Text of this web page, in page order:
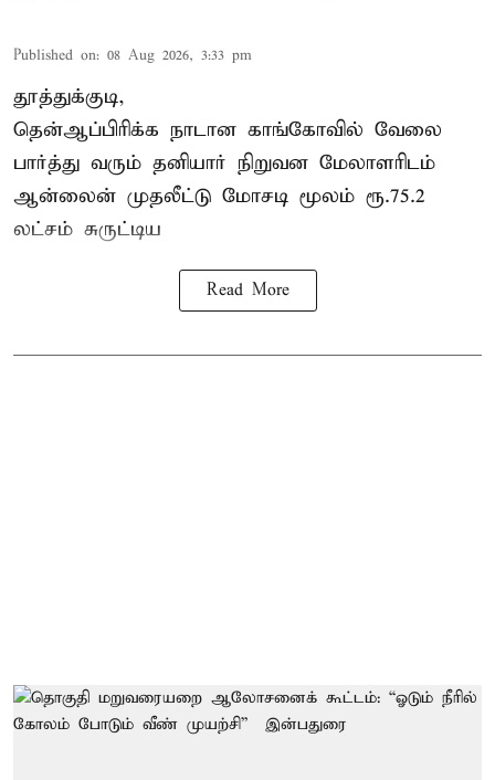
Published on: 08 Aug 2026, 3:33 pm
தூத்துக்குடி,
தென்ஆப்பிரிக்க நாடான காங்கோவில் வேலை
பார்த்து வரும் தனியார் நிறுவன மேலாளரிடம்
ஆன்லைன் முதலீட்டு மோசடி மூலம் ரூ.75.2
லட்சம் சுருட்டிய
Read More